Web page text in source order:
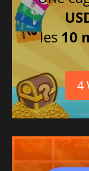
les 10
4